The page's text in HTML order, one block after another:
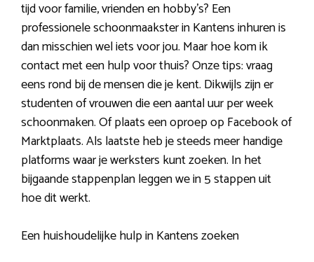
tijd voor familie, vrienden en hobby’s? Een
professionele schoonmaakster in Kantens inhuren is
dan misschien wel iets voor jou. Maar hoe kom ik
contact met een hulp voor thuis? Onze tips: vraag
eens rond bij de mensen die je kent. Dikwijls zijn er
studenten of vrouwen die een aantal uur per week
schoonmaken. Of plaats een oproep op Facebook of
Marktplaats. Als laatste heb je steeds meer handige
platforms waar je werksters kunt zoeken. In het
bijgaande stappenplan leggen we in 5 stappen uit
hoe dit werkt.
Een huishoudelijke hulp in Kantens zoeken